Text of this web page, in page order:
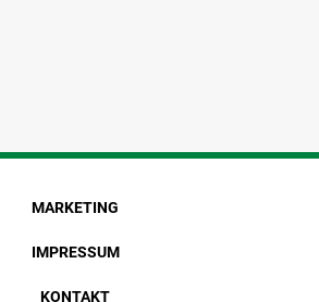
MARKETING
IMPRESSUM
KONTAKT